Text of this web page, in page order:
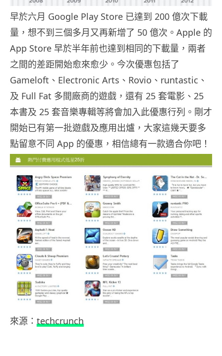
早於六月 Google Play Store 已達到 200 億次下載
量，想不到三個多月又再新增了 50 億次。Apple 的
App Store 早於半年前也達到相同的下載量，兩者
之間的差距開始愈來愈少。今次優惠包括了
Gameloft、Electronic Arts、Rovio、runtastic、
及 Full Fat 多間廠商的遊戲，還有 25 套電影、25
本書及 25 套音樂專輯等將會加入此優惠行列。剛才
開始已有第一批遊戲及應用出爐，大家這幾天要多
點留意不同 App 的優惠，相信總有一款適合你吧！
來源： techcrunch